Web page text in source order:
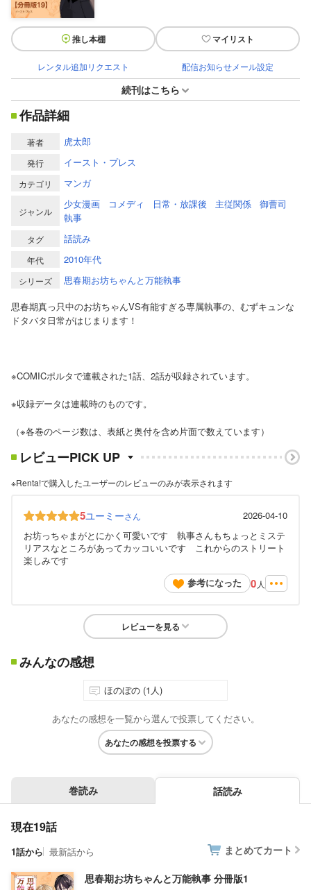
推し本棚 マイリスト
レンタル追加リクエスト 配信お知らせメール設定
続刊はこちら
作品詳細
著者 虎太郎
発行 イースト・プレス
カテゴリ マンガ
ジャンル
少女漫画 コメディ 日常・放課後 主従関係
御曹司
執事
タグ 話読み
年代 2010年代
シリーズ
思春期お坊ちゃんと万能執事
思春期真っ只中のお坊ちゃんVS有能すぎる専属執事の、むずキュンな
ドタバタ日常がはじまります！
※COMICポルタで連載された1話、2話が収録されています。
※収録データは連載時のものです。
（※各巻のページ数は、表紙と奥付を含め片面で数えています）
レビューPICK UP
※Renta!で購入したユーザーのレビューのみが表示されます
5ユーミーさん
2026-04-10
お坊っちゃまがとにかく可愛いです 執事さんもちょっとミステ
リアスなところがあってカッコいいです これからのストリート
楽しみです
参考になった
0 人
レビューを見る
みんなの感想
ほのぼの (1人)
あなたの感想を一覧から選んで投票してください。
あなたの感想を投票する
巻読み 話読み
現在19話
1話から 最新話から まとめてカート
思春期お坊ちゃんと万能執事 分冊版1